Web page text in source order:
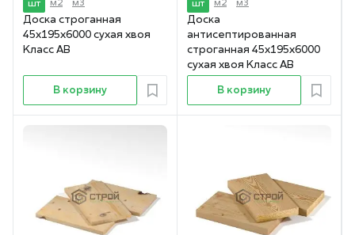
шт м2 м3
Доска строганная
45х195х6000 сухая хвоя
Класс АВ
В корзину
шт м2 м3
Доска
антисептированная
строганная 45х195х6000
сухая хвоя Класс АВ
В корзину